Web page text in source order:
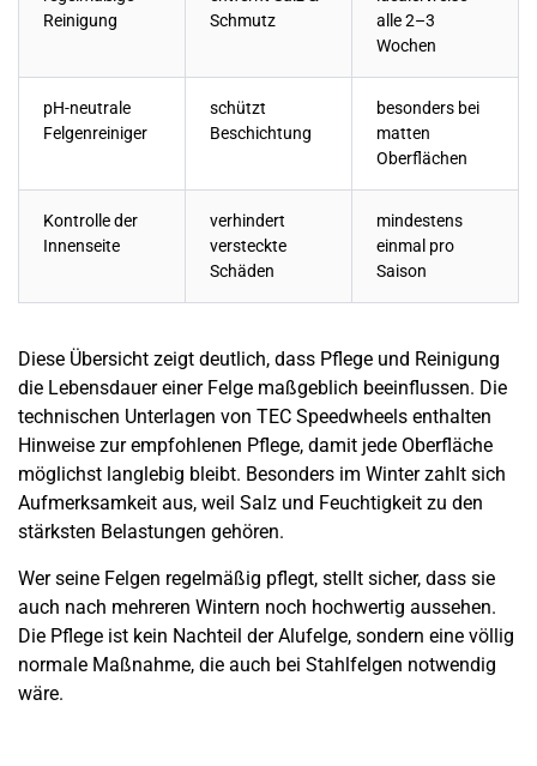
Reinigung
Schmutz
alle 2–3
Wochen
pH-neutrale
Felgenreiniger
schützt
Beschichtung
besonders bei
matten
Oberflächen
Kontrolle der
Innenseite
verhindert
versteckte
Schäden
mindestens
einmal pro
Saison
Diese Übersicht zeigt deutlich, dass Pflege und Reinigung
die Lebensdauer einer Felge maßgeblich beeinflussen. Die
technischen Unterlagen von TEC Speedwheels enthalten
Hinweise zur empfohlenen Pflege, damit jede Oberfläche
möglichst langlebig bleibt. Besonders im Winter zahlt sich
Aufmerksamkeit aus, weil Salz und Feuchtigkeit zu den
stärksten Belastungen gehören.
Wer seine Felgen regelmäßig pflegt, stellt sicher, dass sie
auch nach mehreren Wintern noch hochwertig aussehen.
Die Pflege ist kein Nachteil der Alufelge, sondern eine völlig
normale Maßnahme, die auch bei Stahlfelgen notwendig
wäre.